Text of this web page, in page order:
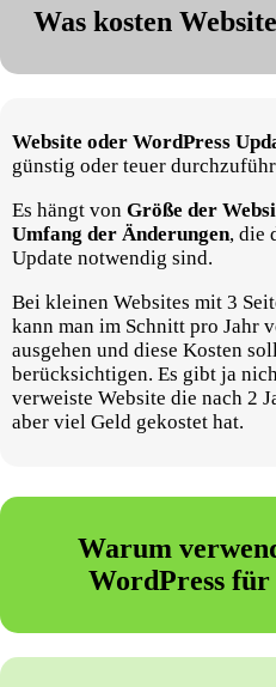
Was kosten
Website oder WordPress
günstig oder teuer
Es hängt von Größe der
Umfang der Änderungen, die
Update notwendig sind.
Bei kleinen Websites mit 3
kann man im Schnitt pro Jahr
ausgehen und diese Kosten
berücksichtigen. Es gibt ja
verweiste Website die nach 2
aber viel Geld gekostet hat.
Warum
WordPress für